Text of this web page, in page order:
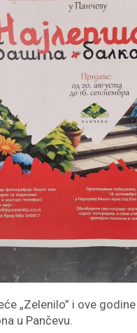
„Zelenilo” i ove
u Pančevu.